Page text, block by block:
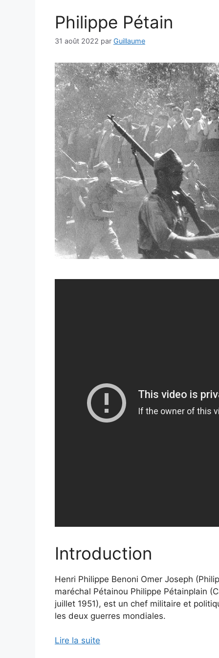
Philippe Pétain
31 août 2022 par Guillaume
Introduction
Henri Philippe Benoni Omer Joseph
maréchal Pétainou Philippe Pétainplain
juillet 1951), est un chef militaire et
les deux guerres mondiales.
Lire la suite